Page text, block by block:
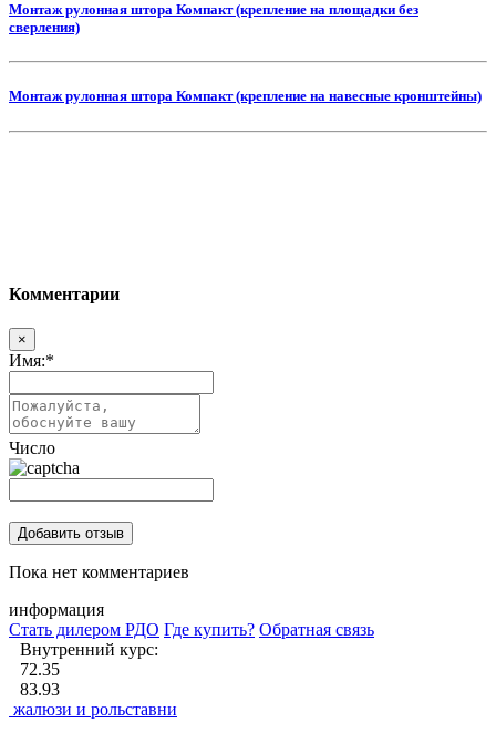
Монтаж рулонная штора Компакт (крепление на площадки без
сверления)
Монтаж рулонная штора Компакт (крепление на навесные кронштейны)
Комментарии
×
Имя:*
Число
Пока нет комментариев
информация
Стать дилером РДО Где купить? Обратная связь
Внутренний курс:
72.35
83.93
жалюзи и рольставни